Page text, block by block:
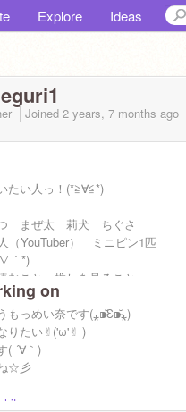
Explore Ideas
Joined 2 years, 7 months ago
たい人っ！(*≧∀≦*)
まぜ太 莉犬 ちぐさ
YouTuber） ミニピン1匹
｀*)
むこと 推しを見ること
ってくれぇーーー！！
っで）
った人にするね！！
on
もっめい奈です(⁎⁍̴̆Ɛ⁍̴̆⁎)
りたい✌︎('ω'✌︎ )
( ´∀｀)
☆彡